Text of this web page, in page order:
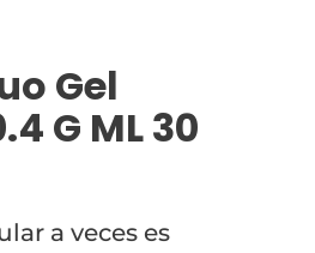
Gel
G ML 30
a veces es